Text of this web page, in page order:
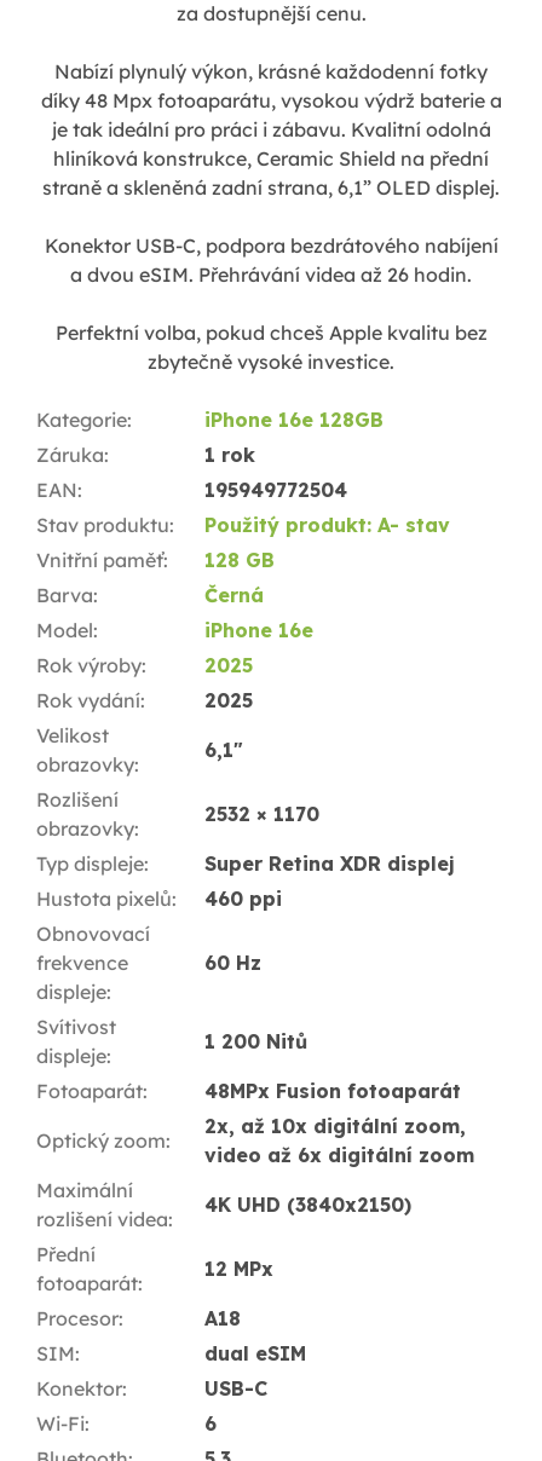
za dostupnější cenu.
Nabízí plynulý výkon, krásné každodenní fotky
díky 48 Mpx fotoaparátu, vysokou výdrž baterie a
je tak ideální pro práci i zábavu. Kvalitní odolná
hliníková konstrukce, Ceramic Shield na přední
straně a skleněná zadní strana, 6,1” OLED displej.
Konektor USB-C, podpora bezdrátového nabíjení
a dvou eSIM. Přehrávání videa až 26 hodin.
Perfektní volba, pokud chceš Apple kvalitu bez
zbytečně vysoké investice.
Kategorie:
iPhone 16e 128GB
Záruka:
1 rok
EAN:
195949772504
Stav produktu:
Použitý produkt: A- stav
Vnitřní paměť:
128 GB
Barva:
Černá
Model:
iPhone 16e
Rok výroby:
2025
Rok vydání:
2025
Velikost
obrazovky:
6,1"
Rozlišení
obrazovky:
2532 × 1170
Typ displeje:
Super Retina XDR displej
Hustota pixelů:
460 ppi
Obnovovací
frekvence
displeje:
60 Hz
Svítivost
displeje:
1 200 Nitů
Fotoaparát: 48MPx Fusion fotoaparát
Optický zoom:
2x, až 10x digitální zoom,
video až 6x digitální zoom
Maximální
rozlišení videa:
4K UHD (3840x2150)
Přední
fotoaparát:
12 MPx
Procesor:
A18
SIM:
dual eSIM
Konektor:
USB-C
Wi-Fi:
6